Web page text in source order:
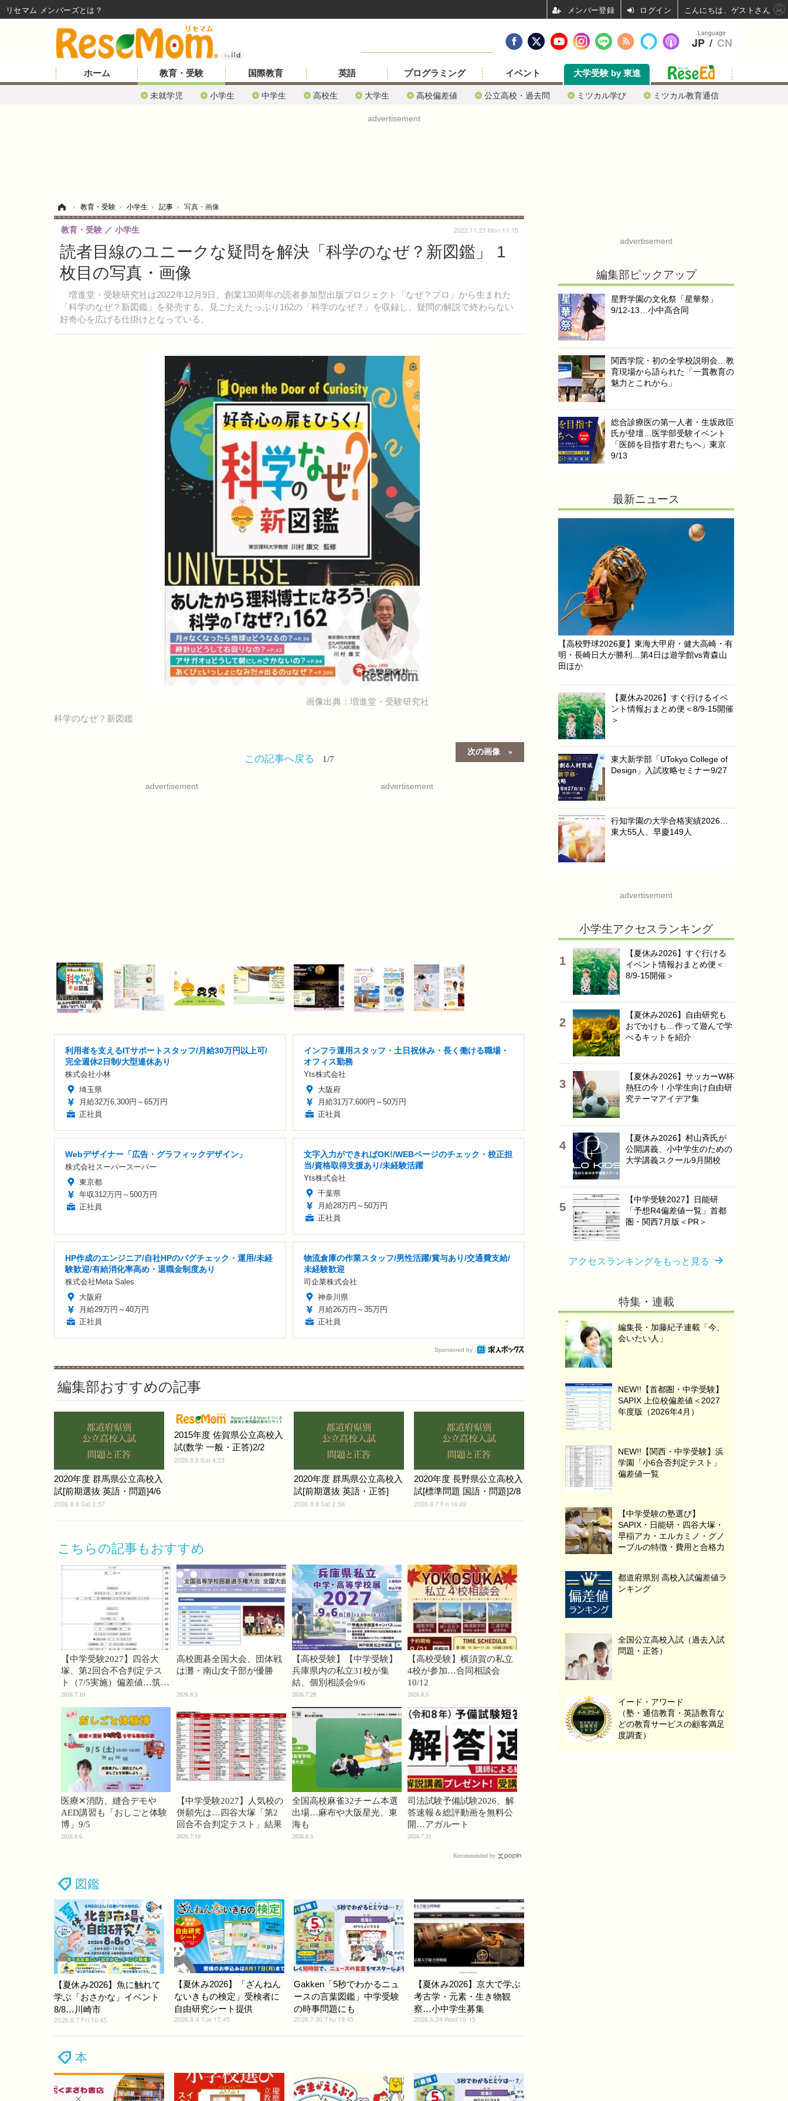
ホーム 教育・受験
未就学児 小学生 中学生 高校生 大学生 高校偏差値 公立高校・過去問 ミツカル学び ミツカル教育通信
国際教育 英語 プログラミング イベント 大学受験 by 東進
advertisement
› 教育・受験 › 小学生 › 記事 › 写真・画像
読者目線のユニークな疑問を解決「科学のなぜ？新図鑑」 1
枚目の写真・画像
増進堂・受験研究社は2022年12月9日、創業130周年の読者参加型出版プロジェクト「なぜ？プロ」から生まれた
「科学のなぜ？新図鑑」を発売する。見ごたえたっぷり162の「科学のなぜ？」を収録し、疑問の解説で終わらない
好奇心を広げる仕掛けとなっている。
教育・受験 小学生 2022.11.21 Mon 11:15
画像出典：増進堂・受験研究社
科学のなぜ？新図鑑
次の画像
この記事へ戻る 1/7
advertisement advertisement
利用者を支えるITサポートスタッフ/月給30万円以上可/
完全週休2日制/大型連休あり
株式会社小林
埼玉県
月給32万6,300円～65万円
正社員
インフラ運用スタッフ・土日祝休み・長く働ける職場・
オフィス勤務
Yts株式会社
大阪府
月給31万7,600円～50万円
正社員
Webデザイナー「広告・グラフィックデザイン」
株式会社スーパースーパー
東京都
年収312万円～500万円
正社員
文字入力ができればOK!/WEBページのチェック・校正担
当/資格取得支援あり/未経験活躍
Yts株式会社
千葉県
月給28万円～50万円
正社員
HP作成のエンジニア/自社HPのバグチェック・運用/未経
験歓迎/有給消化率高め・退職金制度あり
株式会社Meta Sales
大阪府
月給29万円～40万円
正社員
物流倉庫の作業スタッフ/男性活躍/賞与あり/交通費支給/
未経験歓迎
司企業株式会社
神奈川県
月給26万円～35万円
正社員
Sponsored by
編集部おすすめの記事
2020年度 群馬県公立高校入
試[前期選抜 英語・問題]4/6
2026.8.8 Sat 2:57
2015年度 佐賀県公立高校入
試(数学 一般・正答)2/2
2026.8.8 Sat 4:23
2020年度 群馬県公立高校入
試[前期選抜 英語・正答]
2026.8.8 Sat 2:58
2020年度 長野県公立高校入
試[標準問題 国語・問題]2/8
2026.8.7 Fri 16:49
こちらの記事もおすすめ
【中学受験2027】四谷大
塚、第2回合不合判定テス
ト（7/5実施）偏差値…筑駒
74・桜蔭70＜PR＞
2026.7.10
高校囲碁全国大会、団体戦
は灘・南山女子部が優勝
2026.8.5
【高校受験】【中学受験】
兵庫県内の私立31校が集
結、個別相談会9/6
2026.7.28
【高校受験】横須賀の私立
4校が参加…合同相談会
10/12
2026.8.5
医療✕消防、縫合デモや
AED講習も「おしごと体験
博」9/5
2026.8.6
【中学受験2027】人気校の
併願先は…四谷大塚「第2
回合不合判定テスト」結果
2026.7.16
全国高校麻雀32チーム本選
出場…麻布や大阪星光、東
海も
2026.8.5
司法試験予備試験2026、解
答速報＆総評動画を無料公
開…アガルート
2026.7.21
Recommended by
図鑑
【夏休み2026】魚に触れて
学ぶ「おさかな」イベント
8/8…川崎市
2026.8.7 Fri 10:45
【夏休み2026】「ざんねん
ないきもの検定」受検者に
自由研究シート提供
2026.8.4 Tue 17:45
Gakken「5秒でわかるニュ
ースの言葉図鑑」中学受験
の時事問題にも
2026.7.30 Thu 19:45
【夏休み2026】京大で学ぶ
考古学・元素・生き物観
察…小中学生募集
2026.6.24 Wed 10:15
本
advertisement
編集部ピックアップ
星野学園の文化祭「星華祭」
9/12-13…小中高合同
関西学院・初の全学校説明会…教
育現場から語られた「一貫教育の
魅力とこれから」
総合診療医の第一人者・生坂政臣
氏が登壇…医学部受験イベント
「医師を目指す君たちへ」東京
9/13
最新ニュース
【高校野球2026夏】東海大甲府・健大高崎・有
明・長崎日大が勝利…第4日は遊学館vs青森山
田ほか
【夏休み2026】すぐ行けるイベ
ント情報おまとめ便＜8/9-15開催
＞
東大新学部「UTokyo College of
Design」入試攻略セミナー9/27
行知学園の大学合格実績2026…
東大55人、早慶149人
advertisement
小学生アクセスランキング
【夏休み2026】すぐ行ける
イベント情報おまとめ便＜
8/9-15開催＞
【夏休み2026】自由研究も
おでかけも…作って遊んで学
べるキットを紹介
【夏休み2026】サッカーW杯
熱狂の今！小学生向け自由研
究テーマアイデア集
【夏休み2026】村山斉氏が
公開講義、小中学生のための
大学講義スクール9月開校
【中学受験2027】日能研
「予想R4偏差値一覧」首都
圏・関西7月版＜PR＞
アクセスランキングをもっと見る
特集・連載
編集長・加藤紀子連載「今、
会いたい人」
NEW!!【首都圏・中学受験】
SAPIX 上位校偏差値＜2027
年度版（2026年4月）
NEW!!【関西・中学受験】浜
学園「小6合否判定テスト」
偏差値一覧
【中学受験の塾選び】
SAPIX・日能研・四谷大塚・
早稲アカ・エルカミノ・グノ
ーブルの特徴・費用と合格力
都道府県別 高校入試偏差値ラ
ンキング
全国公立高校入試（過去入試
問題・正答）
イード・アワード
（塾・通信教育・英語教育な
どの教育サービスの顧客満足
度調査）
Language
JP / CN
リセマム メンバーズ ログイン こんにちは、ゲストさん